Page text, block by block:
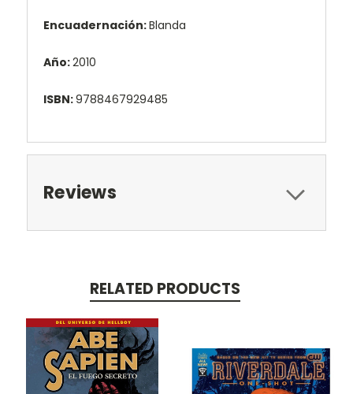
Encuadernación:Blanda
Año:2010
ISBN:9788467929485
Reviews
RELATED PRODUCTS